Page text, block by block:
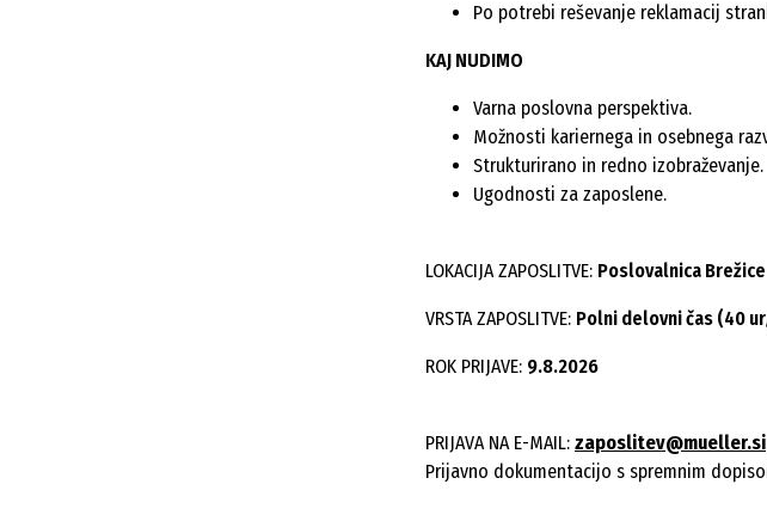
Po potrebi reševanje reklamacij
KAJ NUDIMO
Varna poslovna perspektiva.
Možnosti kariernega in osebnega
Strukturirano in redno izobraževanje.
Ugodnosti za zaposlene.
LOKACIJA ZAPOSLITVE: Poslovalnica Brežice
VRSTA ZAPOSLITVE: Polni delovni čas (40
ROK PRIJAVE: 9.8.2026
PRIJAVA NA E-MAIL: zaposlitev@mueller.si
Prijavno dokumentacijo s spremnim